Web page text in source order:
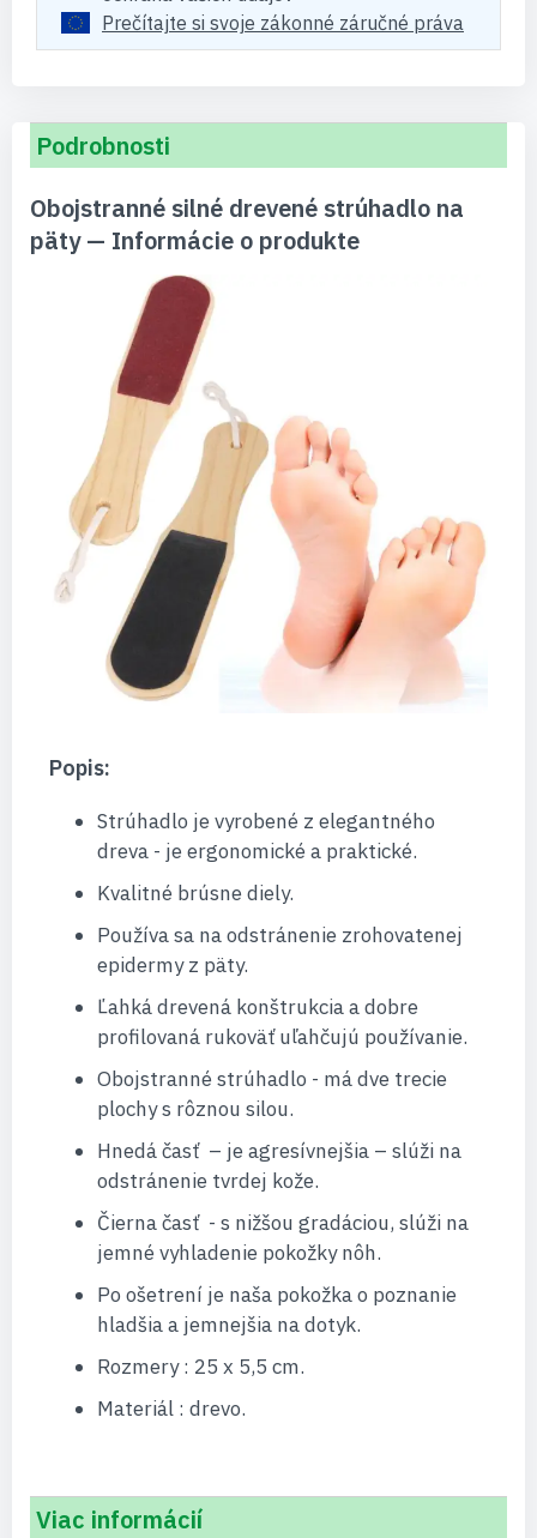
Prečítajte si svoje zákonné záručné práva
Podrobnosti
Obojstranné silné drevené strúhadlo na
päty — Informácie o produkte
Popis:
Strúhadlo je vyrobené z elegantného
dreva - je ergonomické a praktické.
Kvalitné brúsne diely.
Používa sa na odstránenie zrohovatenej
epidermy z päty.
Ľahká drevená konštrukcia a dobre
profilovaná rukoväť uľahčujú používanie.
Obojstranné strúhadlo - má dve trecie
plochy s rôznou silou.
Hnedá časť – je agresívnejšia – slúži na
odstránenie tvrdej kože.
Čierna časť - s nižšou gradáciou, slúži na
jemné vyhladenie pokožky nôh.
Po ošetrení je naša pokožka o poznanie
hladšia a jemnejšia na dotyk.
Rozmery : 25 x 5,5 cm.
Materiál : drevo.
Viac informácií